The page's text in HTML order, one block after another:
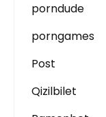
porndude
porngames
Post
Qizilbilet